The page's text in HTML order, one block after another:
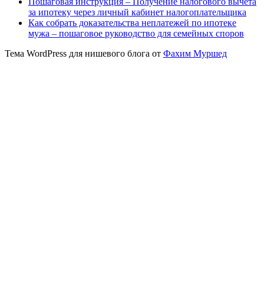
за ипотеку через личный кабинет налогоплательщика
Как собрать доказательства неплатежей по ипотеке
мужа – пошаговое руководство для семейных споров
Тема WordPress для нишевого блога от Фахим Муршед